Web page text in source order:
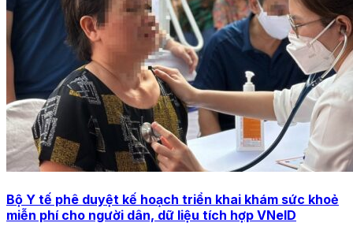
Bộ Y tế phê duyệt kế hoạch triển khai khám sức khoẻ
miễn phí cho người dân, dữ liệu tích hợp VNeID